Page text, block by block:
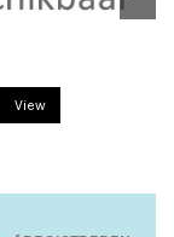
View